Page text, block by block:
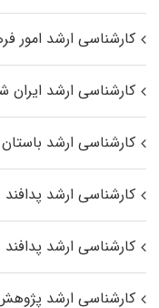
کارشناسی ارشد امور
کارشناسی ارشد ایران
کارشناسی ارشد
کارشناسی ارشد پدافند
کارشناسی ارشد پدافند
کارشناسی ارشد